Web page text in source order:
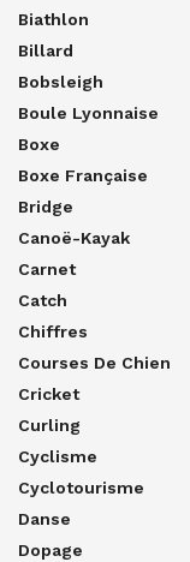
Biathlon
Billard
Bobsleigh
Boule Lyonnaise
Boxe
Boxe Française
Bridge
Canoë-Kayak
Carnet
Catch
Chiffres
Courses De Chien
Cricket
Curling
Cyclisme
Cyclotourisme
Danse
Dopage